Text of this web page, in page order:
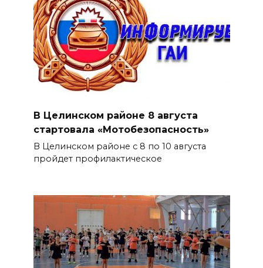
В Целинском районе 8 августа
стартовала «Мотобезопасность»
В Целинском районе с 8 по 10 августа
пройдет профилактическое